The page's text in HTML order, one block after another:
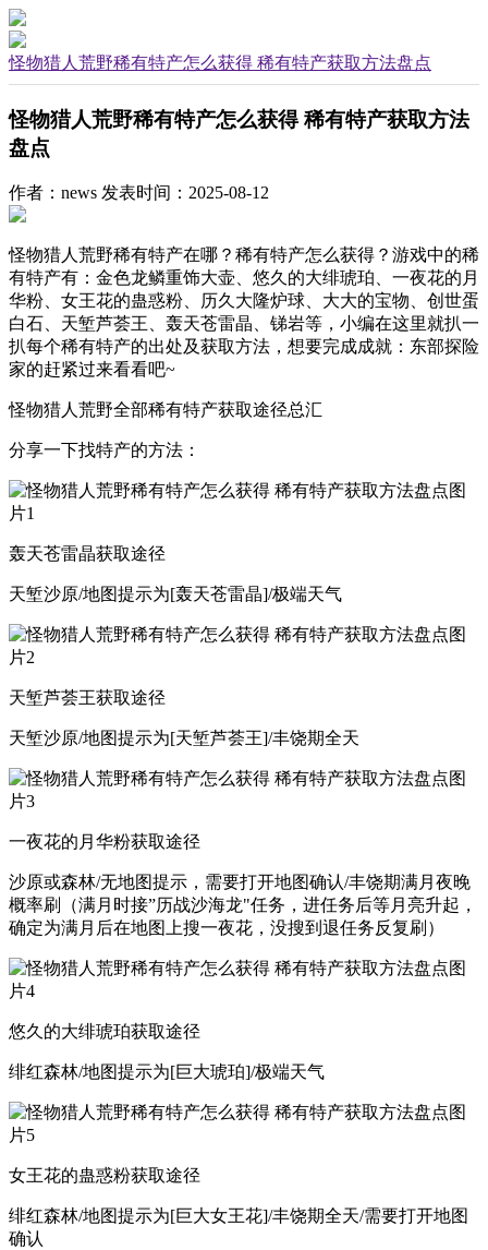
怪物猎人荒野稀有特产怎么获得 稀有特产获取方法盘点
怪物猎人荒野稀有特产怎么获得 稀有特产获取方法
盘点
作者：news 发表时间：2025-08-12
怪物猎人荒野稀有特产在哪？稀有特产怎么获得？游戏中的稀
有特产有：金色龙鳞重饰大壶、悠久的大绯琥珀、一夜花的月
华粉、女王花的蛊惑粉、历久大隆炉球、大大的宝物、创世蛋
白石、天堑芦荟王、轰天苍雷晶、锑岩等，小编在这里就扒一
扒每个稀有特产的出处及获取方法，想要完成成就：东部探险
家的赶紧过来看看吧~
怪物猎人荒野全部稀有特产获取途径总汇
分享一下找特产的方法：
轰天苍雷晶获取途径
天堑沙原/地图提示为[轰天苍雷晶]/极端天气
天堑芦荟王获取途径
天堑沙原/地图提示为[天堑芦荟王]/丰饶期全天
一夜花的月华粉获取途径
沙原或森林/无地图提示，需要打开地图确认/丰饶期满月夜晚
概率刷（满月时接”历战沙海龙"任务，进任务后等月亮升起，
确定为满月后在地图上搜一夜花，没搜到退任务反复刷）
悠久的大绯琥珀获取途径
绯红森林/地图提示为[巨大琥珀]/极端天气
女王花的蛊惑粉获取途径
绯红森林/地图提示为[巨大女王花]/丰饶期全天/需要打开地图
确认